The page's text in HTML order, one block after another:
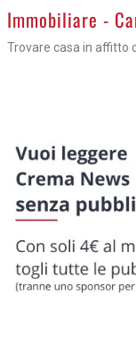
>Immobiliare -
Trovare casa in affitto